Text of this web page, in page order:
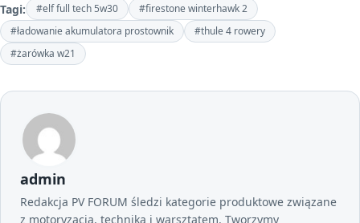
Tagi: #elf full tech 5w30
#firestone winterhawk 2
#ładowanie akumulatora prostownik
#thule 4 rowery
#żarówka w21
admin
Redakcja PV FORUM śledzi kategorie produktowe związane
z motoryzacją, techniką i warsztatem. Tworzymy